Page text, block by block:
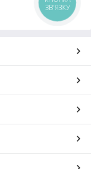
ЗВ'ЯЗКУ